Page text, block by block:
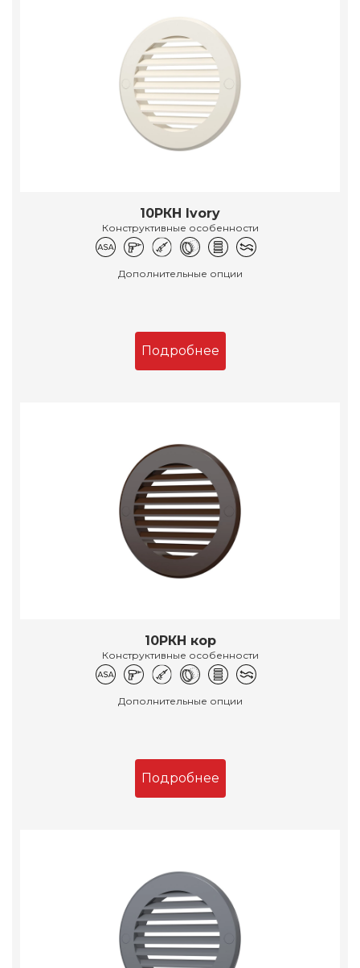
10РКН Ivory
Конструктивные особенности
Дополнительные опции
Подробнее
10РКН кор
Конструктивные особенности
Дополнительные опции
Подробнее